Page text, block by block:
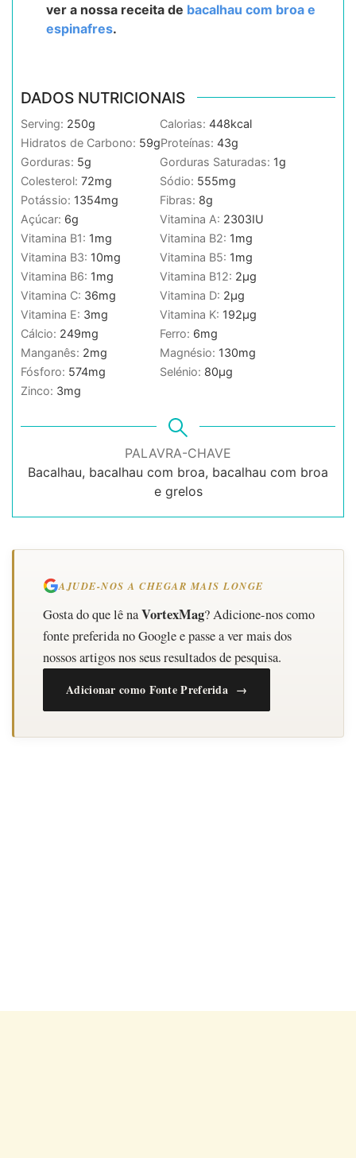
ver a nossa receita de bacalhau com broa e
espinafres.
DADOS NUTRICIONAIS
Serving: 250g Calorias: 448kcal
Hidratos de Carbono: 59gProteínas: 43g
Gorduras: 5g Gorduras Saturadas: 1g
Colesterol: 72mg Sódio: 555mg
Potássio: 1354mg Fibras: 8g
Açúcar: 6g Vitamina A: 2303IU
Vitamina B1: 1mg Vitamina B2: 1mg
Vitamina B3: 10mg Vitamina B5: 1mg
Vitamina B6: 1mg Vitamina B12: 2µg
Vitamina C: 36mg Vitamina D: 2µg
Vitamina E: 3mg Vitamina K: 192µg
Cálcio: 249mg Ferro: 6mg
Manganês: 2mg Magnésio: 130mg
Fósforo: 574mg Selénio: 80µg
Zinco: 3mg
PALAVRA-CHAVE
Bacalhau, bacalhau com broa, bacalhau com broa
e grelos
AJUDE-NOS A CHEGAR MAIS LONGE
Gosta do que lê naVortexMag? Adicione-nos como
fonte preferida no Google e passe a ver mais dos
nossos artigos nos seus resultados de pesquisa.
Adicionar como Fonte Preferida →